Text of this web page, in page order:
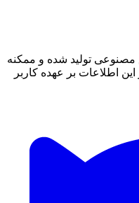
تولید شده و ممکنه
اطلاعات بر عهده کاربر